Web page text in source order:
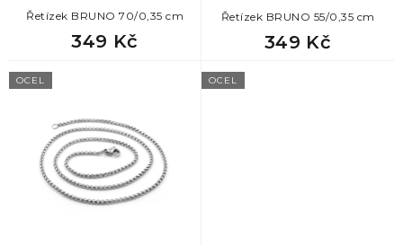
Řetízek BRUNO 70/0,35 cm
349 Kč
Řetízek BRUNO 55/0,35 cm
349 Kč
OCEL OCEL